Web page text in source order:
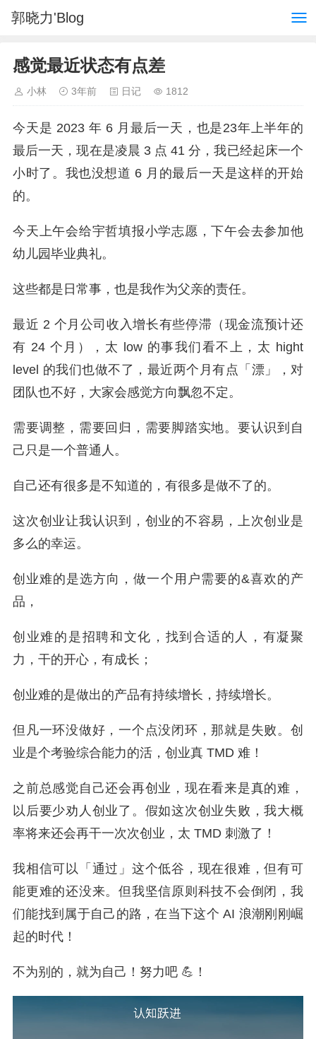
郭晓力'Blog
感觉最近状态有点差
小林 3年前 日记 1812
今天是 2023 年 6 月最后一天，也是23年上半年的
最后一天，现在是凌晨 3 点 41 分，我已经起床一个
小时了。我也没想道 6 月的最后一天是这样的开始
的。
今天上午会给宇哲填报小学志愿，下午会去参加他
幼儿园毕业典礼。
这些都是日常事，也是我作为父亲的责任。
最近 2 个月公司收入增长有些停滞（现金流预计还
有 24 个月），太 low 的事我们看不上，太 hight
level 的我们也做不了，最近两个月有点「漂」，对
团队也不好，大家会感觉方向飘忽不定。
需要调整，需要回归，需要脚踏实地。要认识到自
己只是一个普通人。
自己还有很多是不知道的，有很多是做不了的。
这次创业让我认识到，创业的不容易，上次创业是
多么的幸运。
创业难的是选方向，做一个用户需要的&喜欢的产
品，
创业难的是招聘和文化，找到合适的人，有凝聚
力，干的开心，有成长；
创业难的是做出的产品有持续增长，持续增长。
但凡一环没做好，一个点没闭环，那就是失败。创
业是个考验综合能力的活，创业真 TMD 难！
之前总感觉自己还会再创业，现在看来是真的难，
以后要少劝人创业了。假如这次创业失败，我大概
率将来还会再干一次次创业，太 TMD 刺激了！
我相信可以「通过」这个低谷，现在很难，但有可
能更难的还没来。但我坚信原则科技不会倒闭，我
们能找到属于自己的路，在当下这个 AI 浪潮刚刚崛
起的时代！
不为别的，就为自己！努力吧 💪！